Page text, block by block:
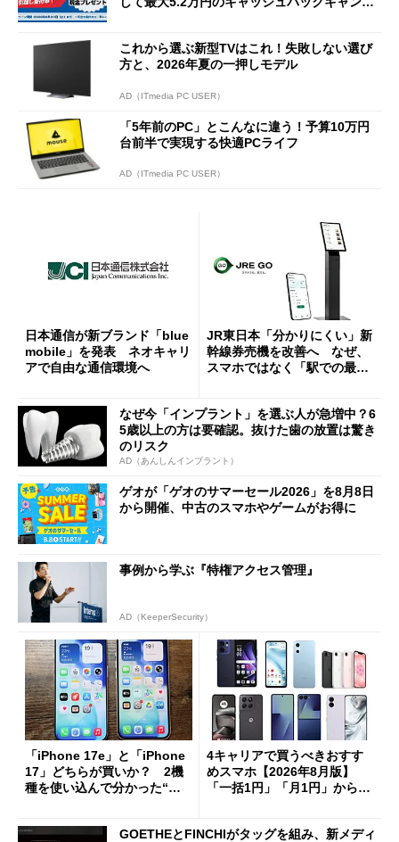
これから選ぶ新型TVはこれ！失敗しない選び
方と、2026年夏の一押しモデル
AD（ITmedia PC USER）
「5年前のPC」とこんなに違う！予算10万円
台前半で実現する快適PCライフ
AD（ITmedia PC USER）
日本通信が新ブランド「blue
mobile」を発表 ネオキャリ
アで自由な通信環境へ
JR東日本「分かりにくい」新
幹線券売機を改善へ なぜ、
スマホではなく「駅での最短
なぜ今「インプラント」を選ぶ人が急増中？6
5歳以上の方は要確認。抜けた歯の放置は驚き
のリスク
AD（あんしんインプラント）
ゲオが「ゲオのサマーセール2026」を8月8日
から開催、中古のスマホやゲームがお得に
事例から学ぶ『特権アクセス管理』
AD（KeeperSecurity）
「iPhone 17e」と「iPhone
17」どちらが買いか？ 2機
種を使い込んで分かった“ス
4キャリアで買うべきおすす
めスマホ【2026年8月版】
「一括1円」「月1円」からお
GOETHEとFINCHIがタッグを組み、新メディ